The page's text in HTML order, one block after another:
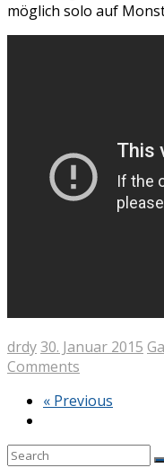
möglich solo auf
drdy30. Januar 2015
Comments
« Previous